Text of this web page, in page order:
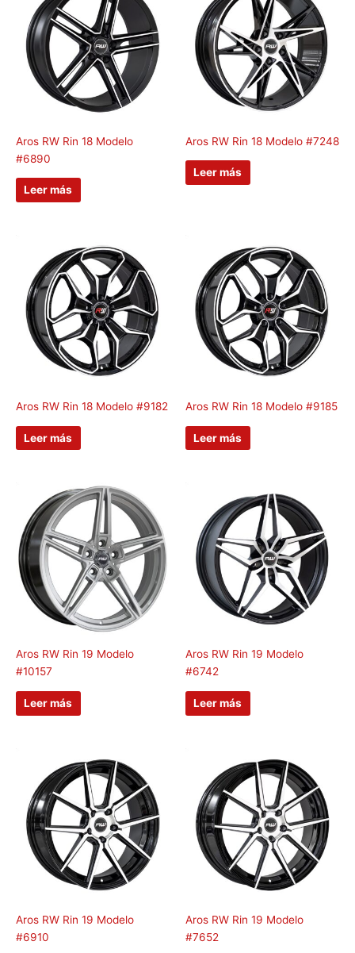
Aros RW Rin 18 Modelo
#6890
Leer más
Aros RW Rin 18 Modelo #7248
Leer más
Aros RW Rin 18 Modelo #9182
Leer más
Aros RW Rin 18 Modelo #9185
Leer más
Aros RW Rin 19 Modelo
#10157
Leer más
Aros RW Rin 19 Modelo
#6742
Leer más
Aros RW Rin 19 Modelo
#6910
Aros RW Rin 19 Modelo
#7652